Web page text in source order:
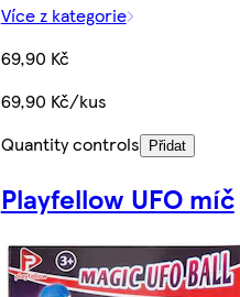
Více z kategorie
69,90 Kč
69,90 Kč/kus
Quantity controls
Přidat
Playfellow UFO míč